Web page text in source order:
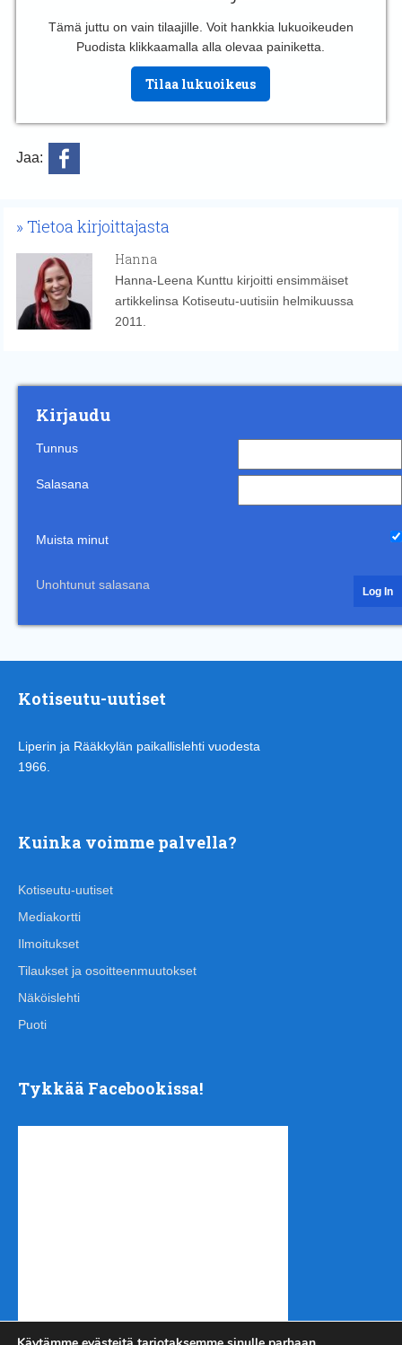
Tämä juttu on vain tilaajille. Voit hankkia lukuoikeuden
Puodista klikkaamalla alla olevaa painiketta.
Tilaa lukuoikeus
Jaa:
Tietoa kirjoittajasta
Hanna
Hanna-Leena Kunttu kirjoitti ensimmäiset
artikkelinsa Kotiseutu-uutisiin helmikuussa
2011.
Kirjaudu
Tunnus
Salasana
Muista minut
Unohtunut salasana
Kotiseutu-uutiset
Liperin ja Rääkkylän paikallislehti vuodesta
1966.
Kuinka voimme palvella?
Kotiseutu-uutiset
Mediakortti
Ilmoitukset
Tilaukset ja osoitteenmuutokset
Näköislehti
Puoti
Tykkää Facebookissa!